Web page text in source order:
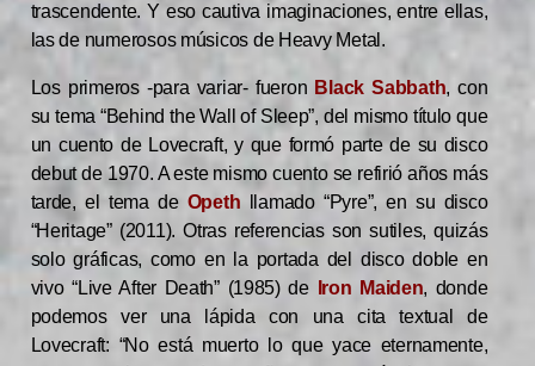
trascendente. Y eso cautiva imaginaciones, entre ellas,
las de numerosos músicos de Heavy Metal.
Los primeros -para variar- fueron Black Sabbath, con
su tema “Behind the Wall of Sleep”, del mismo título que
un cuento de Lovecraft, y que formó parte de su disco
debut de 1970. A este mismo cuento se refirió años más
tarde, el tema de Opeth llamado “Pyre”, en su disco
“Heritage” (2011).Otras referencias son sutiles, quizás
solo gráficas, como en la portada del disco doble en
vivo “Live After Death” (1985) de
Iron Maiden, donde
podemos ver una lápida con una cita textual de
Lovecraft: “No está muerto lo que yace eternamente,